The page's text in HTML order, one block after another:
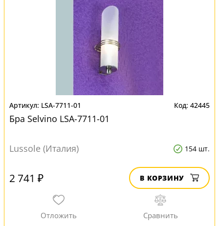
LSA-7711-01 42445
Бра Selvino LSA-7711-01
Lussole (Италия) 154 шт.
2 741 ₽ В КОРЗИНУ